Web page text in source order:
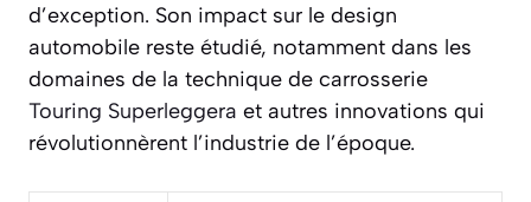
d’exception. Son impact sur le design
automobile reste étudié, notamment dans les
domaines de la technique de carrosserie
Touring Superleggera et autres innovations qui
révolutionnèrent l’industrie de l’époque.